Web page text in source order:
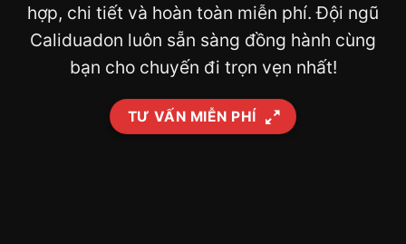
hợp, chi tiết và hoàn toàn miễn phí. Đội ngũ
Caliduadon luôn sẵn sàng đồng hành cùng
bạn cho chuyến đi trọn vẹn nhất!
TƯ VẤN MIỄN PHÍ